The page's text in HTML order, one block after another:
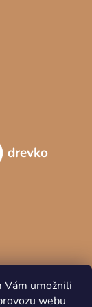
Vám umožnili
webu
drevko